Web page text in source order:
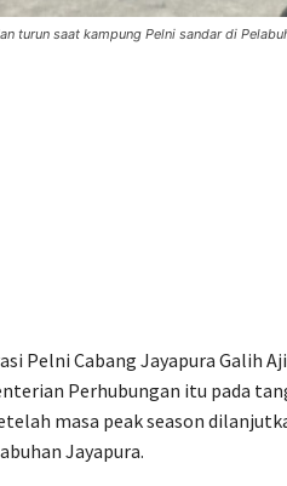
turun saat kampung Pelni sandar di
Pelni Cabang Jayapura Galih
Perhubungan itu pada
masa peak season
Jayapura.